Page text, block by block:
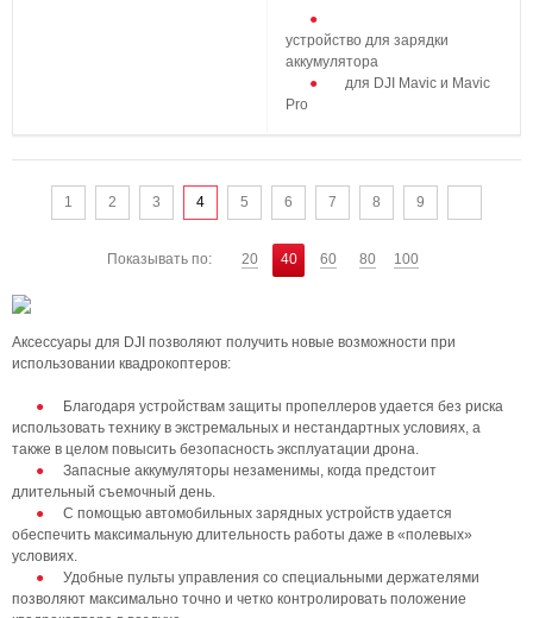
устройство для зарядки
аккумулятора
для DJI Mavic и Mavic
Pro
1 2 3 4 5 6 7 8 9
Показывать по: 20 40 60 80 100
Аксессуары для DJI позволяют получить новые возможности при
использовании квадрокоптеров:
Благодаря устройствам защиты пропеллеров удается без риска
использовать технику в экстремальных и нестандартных условиях, а
также в целом повысить безопасность эксплуатации дрона.
Запасные аккумуляторы незаменимы, когда предстоит
длительный съемочный день.
С помощью автомобильных зарядных устройств удается
обеспечить максимальную длительность работы даже в «полевых»
условиях.
Удобные пульты управления со специальными держателями
позволяют максимально точно и четко контролировать положение